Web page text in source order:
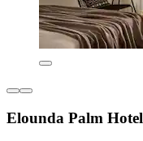
Elounda Palm Hotel